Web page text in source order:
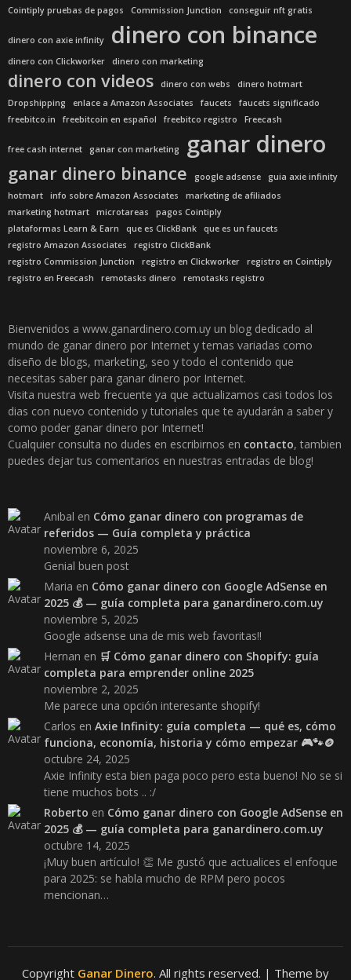
Cointiply pruebas de pagos
Commission Junction conseguir nft gratis
dinero con axie infinity dinero con binance
dinero con Clickworker dinero con marketing
dinero con videos dinero con webs
dinero hotmart
Dropshipping
enlace a Amazon Associates faucets
faucets significado
freebitco.in
freebitcoin en español freebitco registro Freecash
free cash internet ganar con marketing ganar dinero
ganar dinero binance google adsense
guia axie infinity
hotmart
info sobre Amazon Associates
marketing de afiliados
marketing hotmart
microtareas
pagos Cointiply
plataformas Learn & Earn
que es ClickBank
que es un faucets
registro Amazon Associates
registro ClickBank
registro Commission Junction
registro en Clickworker
registro en Cointiply
registro en Freecash
remotasks dinero remotasks registro
Bienvenidos a www.ganardinero.com.uy un blog dedicado al
mundo de ganar dinero por Internet y temas variadas como
diseño de blogs, marketing, seo y todo el contenido que
necesitas saber para ganar dinero por Internet.
Visita nuestra web frecuente ya que actualizamos casi todos los
dias con nuevo contenido y tutoriales que te ayudarán a saber y
como poder ganar dinero por Internet!
Cualquier consulta no dudes en escribirnos en contacto, tambien
puedes dejar tus comentarios en nuestras entradas de blog!
Anibal en Cómo ganar dinero con programas de
referidos — Guía completa y práctica
noviembre 6, 2025
Genial buen post
Maria en Cómo ganar dinero con Google AdSense en
2025 💰 — guía completa para ganardinero.com.uy
noviembre 5, 2025
Google adsense una de mis web favoritas!!
Hernan en 🛒 Cómo ganar dinero con Shopify: guía
completa para emprender online 2025
noviembre 2, 2025
Me parece una opción interesante shopify!
Carlos en Axie Infinity: guía completa — qué es, cómo
funciona, economía, historia y cómo empezar 🎮🐾🪙
octubre 24, 2025
Axie Infinity esta bien paga poco pero esta bueno! No se si
tiene muchos bots .. :/
Roberto en Cómo ganar dinero con Google AdSense en
2025 💰 — guía completa para ganardinero.com.uy
octubre 14, 2025
¡Muy buen artículo! 👏 Me gustó que actualices el enfoque
para 2025: se habla mucho de RPM pero pocos
mencionan…
Copyright Ganar Dinero. All rights reserved. | Theme by